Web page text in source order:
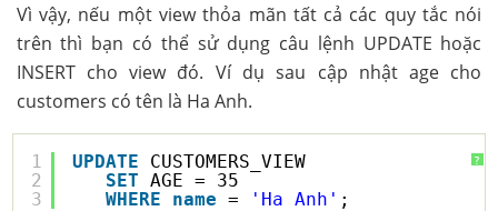
Vì vậy, nếu một view thỏa mãn tất cả các quy tắc nói
trên thì bạn có thể sử dụng câu lệnh UPDATE hoặc
INSERT cho view đó. Ví dụ sau cập nhật age cho
customers có tên là Ha Anh.
?
1
2
3
UPDATE
CUSTOMERS_VIEW
SET
AGE = 35
WHERE
name = 'Ha Anh' ;